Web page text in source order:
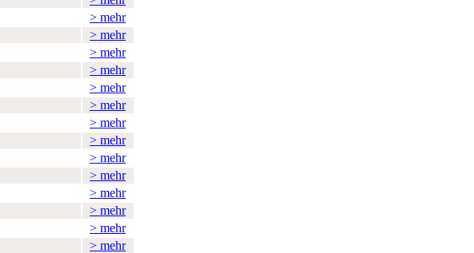
> mehr
> mehr
> mehr
> mehr
> mehr
> mehr
> mehr
> mehr
> mehr
> mehr
> mehr
> mehr
> mehr
> mehr